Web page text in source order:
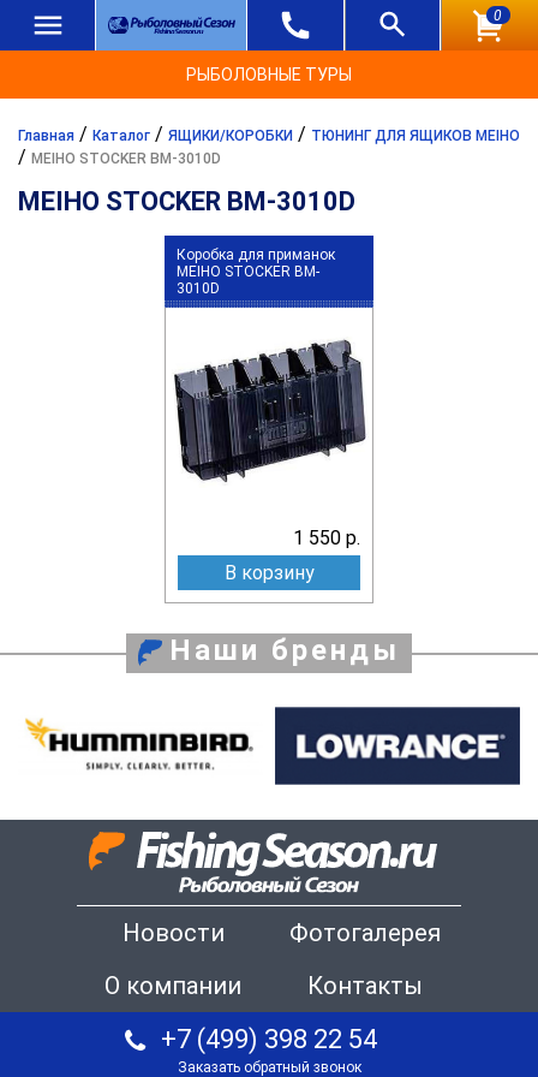
0
РЫБОЛОВНЫЕ ТУРЫ
Главная / Каталог / ЯЩИКИ/КОРОБКИ / ТЮНИНГ ДЛЯ ЯЩИКОВ MEIHO
/ MEIHO STOCKER BM-3010D
MEIHO STOCKER BM-3010D
Коробка для приманок
MEIHO STOCKER BM-
3010D
1 550 р.
В корзину
Наши бренды
Новости
Фотогалерея
О компании
Контакты
+7 (499) 398 22 54
Заказать обратный звонок